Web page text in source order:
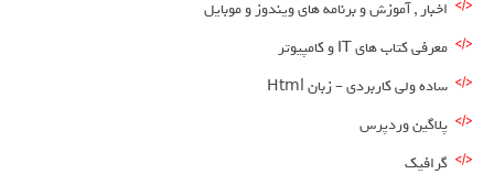
اخبار , آموزش و برنامه های ویندوز و موبایل
معرفی کتاب های IT و کامپیوتر
ساده ولی کاربردی – زبان Html
پلاگین وردپرس
گرافیک